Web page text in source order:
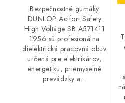
Bezpečnostné gumáky
DUNLOP Acifort Safety
High Voltage SB A571411
1956 sú profesionálna
dielektrická pracovná obuv
určená pre elektrikárov,
energetiku, priemyselné
prevádzky a...